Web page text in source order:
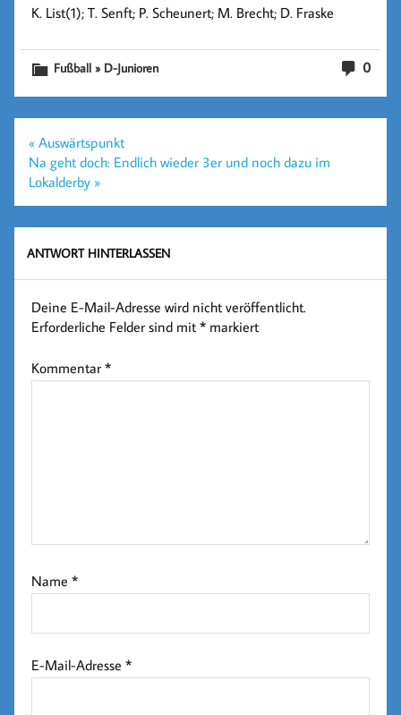
K. List(1); T. Senft; P. Scheunert; M. Brecht; D. Fraske
0
Fußball » D-Junioren
Beitragsnavigation
« Auswärtspunkt
Na geht doch: Endlich wieder 3er und noch dazu im
Lokalderby »
ANTWORT HINTERLASSEN
Deine E-Mail-Adresse wird nicht veröffentlicht.
Erforderliche Felder sind mit* markiert
Kommentar*
Name*
E-Mail-Adresse*